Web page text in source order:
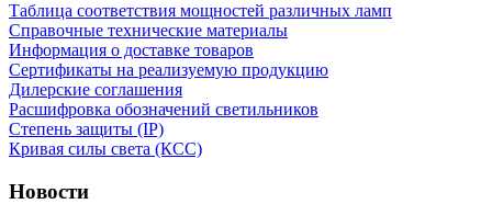
Таблица соответствия мощностей различных ламп
Справочные технические материалы
Информация о доставке товаров
Сертификаты на реализуемую продукцию
Дилерские соглашения
Расшифровка обозначений светильников
Степень защиты (IP)
Кривая силы света (КСС)
Новости